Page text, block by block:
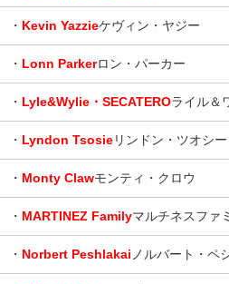
・ Kevin Yazzieケヴィン・ヤジー
・ Lonn Parkerロン・パーカー
・ Lyle&Wylie・SECATEROライル＆
・ Lyndon Tsosieリンドン・ツオシー
・ Monty Clawモンティ・クロウ
・ MARTINEZ Familyマルチネスファ
・ Norbert Peshlakai ノルバート・ペ